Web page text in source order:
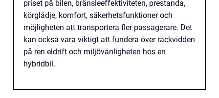
priset på bilen, bränsleeffektiviteten, prestanda,
körglädje, komfort, säkerhetsfunktioner och
möjligheten att transportera fler passagerare. Det
kan också vara viktigt att fundera över räckvidden
på ren eldrift och miljövänligheten hos en
hybridbil.